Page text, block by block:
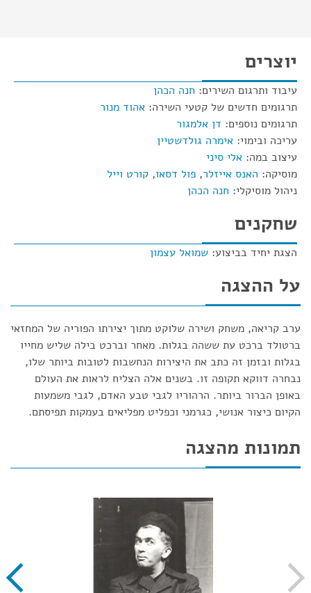
יוצרים
עיבוד ותרגום השירים: חנה הכהן
תרגומים חדשים של קטעי השירה: אהוד מנור
תרגומים נוספים: דן אלמגור
עריכה ובימוי: אימרה גולדשטיין
עיצוב במה: אלי סיני
מוסיקה: האנס אייזלר, פול דסאו, קורט וייל
ניהול מוסיקלי: חנה הכהן
שחקנים
הצגת יחיד בביצוע: שמואל עצמון
על ההצגה
ערב קריאה, משחק ושירה שלוקט מתוך יצירתו הפוריה של המחזאי
ברטולד ברכט עת ששהה בגלות. מאחר וברכט בילה שליש מחייו
בגלות ובזמן זה כתב את היצירות הנחשבות לטובות ביותר שלו,
נבחרה דווקא תקופה זו. בשנים אלה הצליח לראות את העולם
באופן הברור ביותר. הרהוריו לגבי טבע האדם, לגבי משמעות
הקיום כיצור אנושי, כגרמני וכפליט מפליאים בעמקות תפיסתם.
תמונות מהצגה